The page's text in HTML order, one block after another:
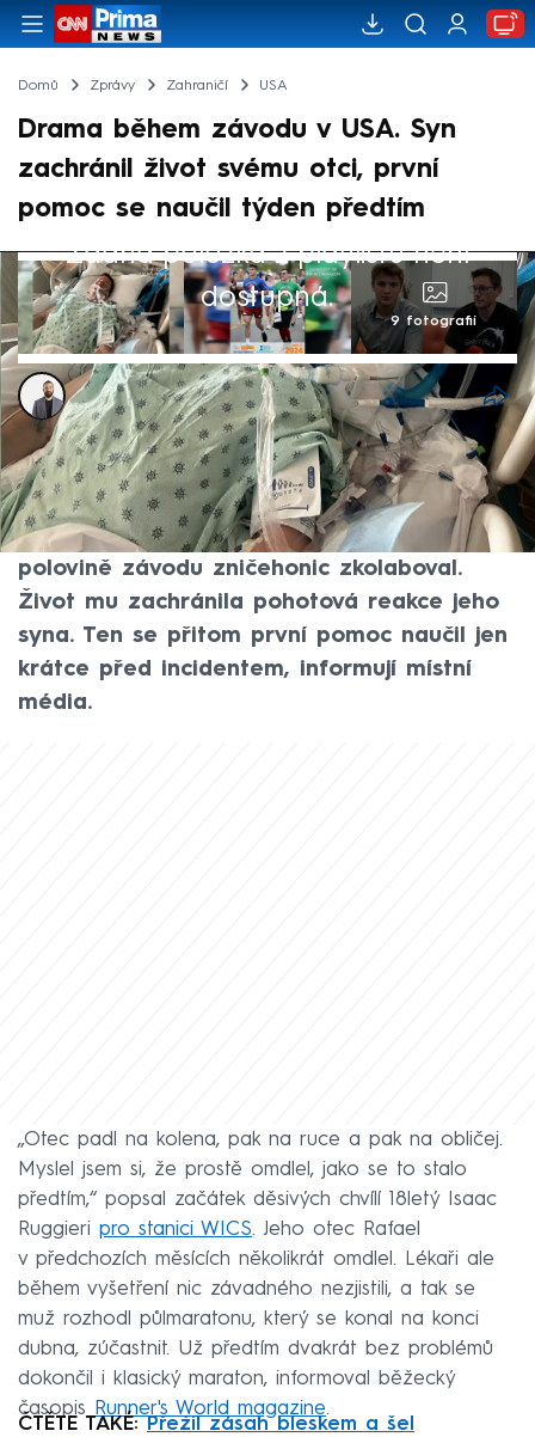
Domů Zprávy Zahraničí USA
Drama během závodu v USA. Syn
zachránil život svému otci, první
pomoc se naučil týden předtím
Žádná položka z playlistu není
dostupná.
9 fotografií
Alexandr Božilov
9. čvn 2024, 09:18
Dramatické chvíle nastaly během
půlmaratonu, který se konal v americkém
státě Illinois. Jeden z běžců zhruba v
polovině závodu zničehonic zkolaboval.
Život mu zachránila pohotová reakce jeho
syna. Ten se přitom první pomoc naučil jen
krátce před incidentem, informují místní
média.
„Otec padl na kolena, pak na ruce a pak na obličej.
Myslel jsem si, že prostě omdlel, jako se to stalo
předtím,“ popsal začátek děsivých chvílí 18letý Isaac
Ruggieri pro stanici WICS. Jeho otec Rafael
v předchozích měsících několikrát omdlel. Lékaři ale
během vyšetření nic závadného nezjistili, a tak se
muž rozhodl půlmaratonu, který se konal na konci
dubna, zúčastnit. Už předtím dvakrát bez problémů
dokončil i klasický maraton, informoval běžecký
časopis
Runner's World magazine.
ČTĚTE TAKÉ:
Přežil zásah bleskem a šel